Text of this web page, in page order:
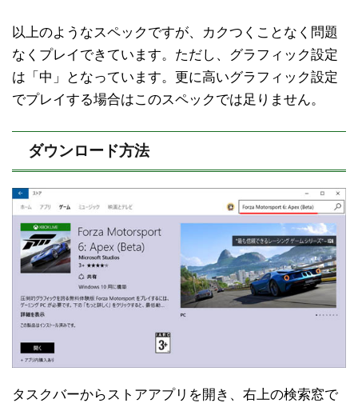
以上のようなスペックですが、カクつくことなく問題
なくプレイできています。ただし、グラフィック設定
は「中」となっています。更に高いグラフィック設定
でプレイする場合はこのスペックでは足りません。
ダウンロード方法
タスクバーからストアアプリを開き、右上の検索窓で